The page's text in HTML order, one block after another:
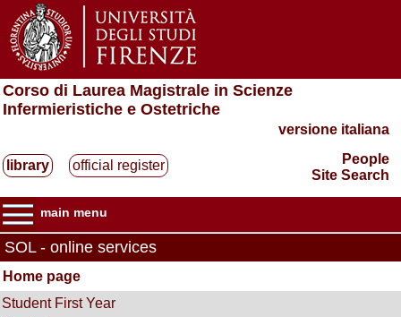
Corso di Laurea Magistrale in Scienze
Infermieristiche e Ostetriche
versione italiana
library official register
People
Site Search
main menu
SOL - online services
Home page
Student First Year